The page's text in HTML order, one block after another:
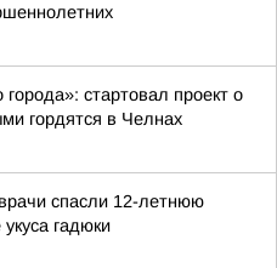
стартовал проект о
гордятся в Челнах
спасли 12-летнюю
гадюки